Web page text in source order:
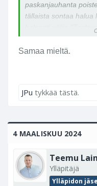
paskanjauhanta
tällaista sontaa halua
helposti väliin
taistelu.76/
Samaa mieltä.
JPu tykkää tästä.
4 MAALISKUU 2024
Teemu
Ylläpitäjä
Ylläpidon